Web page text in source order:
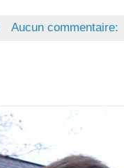
Aucun commentaire: